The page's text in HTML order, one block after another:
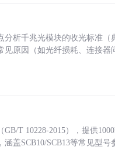
析千兆光模块的收光标准（
原因（如光纤损耗、连接器
T 10228-2015），提供
盖SCB10/SCB13等常见型